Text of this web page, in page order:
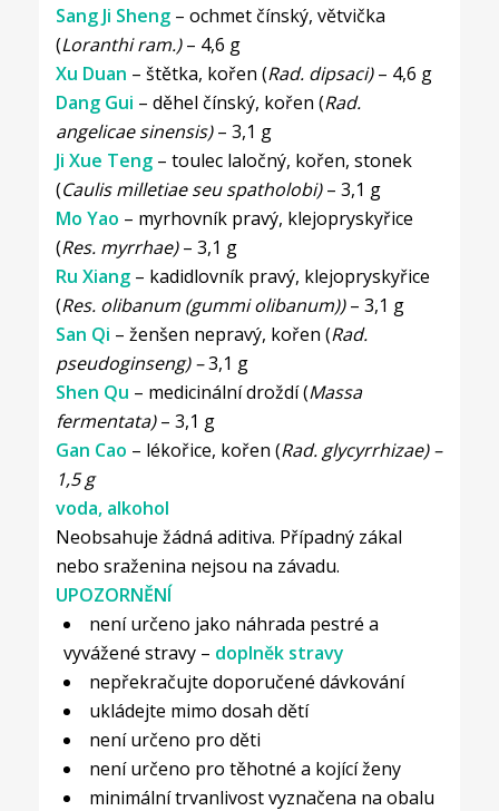
Sang Ji Sheng– ochmet čínský, větvička
(Loranthi ram.)– 4,6 g
Xu Duan – štětka, kořen (Rad. dipsaci)– 4,6 g
Dang Gui – děhel čínský, kořen (Rad.
angelicae sinensis)– 3,1 g
Ji Xue Teng– toulec laločný, kořen, stonek
(Caulis milletiae seu spatholobi)– 3,1 g
Mo Yao – myrhovník pravý, klejopryskyřice
(Res. myrrhae)– 3,1 g
Ru Xiang– kadidlovník pravý, klejopryskyřice
(Res. olibanum (gummi olibanum))– 3,1 g
San Qi – ženšen nepravý, kořen (Rad.
pseudoginseng) –3,1 g
Shen Qu – medicinální droždí (Massa
fermentata)– 3,1 g
Gan Cao – lékořice, kořen (Rad. glycyrrhizae) –
1,5 g
voda, alkohol
Neobsahuje žádná aditiva. Případný zákal
nebo sraženina nejsou na závadu.
UPOZORNĚNÍ
není určeno jako náhrada pestré a
vyvážené stravy – doplněk stravy
nepřekračujte doporučené dávkování
ukládejte mimo dosah dětí
není určeno pro děti
není určeno pro těhotné a kojící ženy
minimální trvanlivost vyznačena na obalu